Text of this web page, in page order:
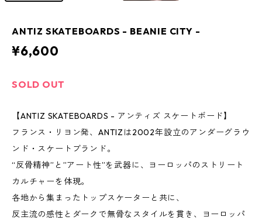
ANTIZ SKATEBOARDS - BEANIE CITY -
¥6,600
SOLD OUT
【ANTIZ SKATEBOARDS - アンティズ スケートボード】
フランス・リヨン発、ANTIZは2002年設立のアンダーグラウ
ンド・スケートブランド。
“反骨精神”と”アート性”を武器に、ヨーロッパのストリート
カルチャーを体現。
各地から集まったトップスケーターと共に、
反主流の感性とダークで無骨なスタイルを貫き、ヨーロッパ